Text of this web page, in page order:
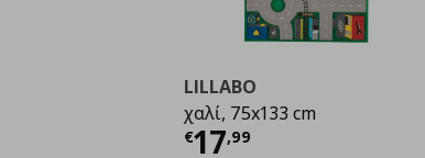
LILLABO
χαλί, 75x133 cm
€17,99
Τρέχουσα τιμή